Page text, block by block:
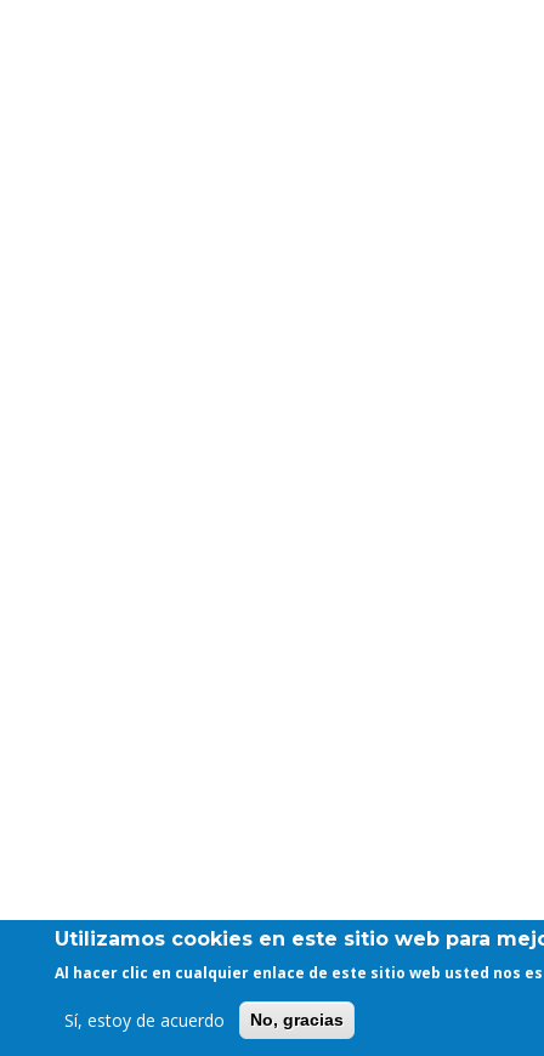
Utilizamos cookies en este sitio web para
Al hacer clic en cualquier enlace de este sitio web usted nos
Sí, estoy de acuerdo No, gracias